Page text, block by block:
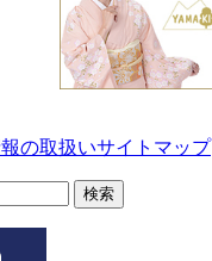
の取扱いサイトマップ